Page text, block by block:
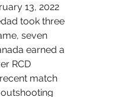
13, 2022
took three
seven
earned a
RCD
match